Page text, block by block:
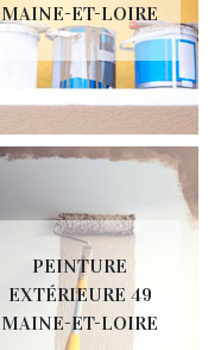
MAINE-ET-LOIRE
PEINTURE
EXTÉRIEURE 49
MAINE-ET-LOIRE